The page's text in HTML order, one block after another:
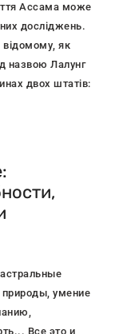
Ассама може
досліджень.
як
назвою Лалунг
двох штатів:
природы, умение
Все это и